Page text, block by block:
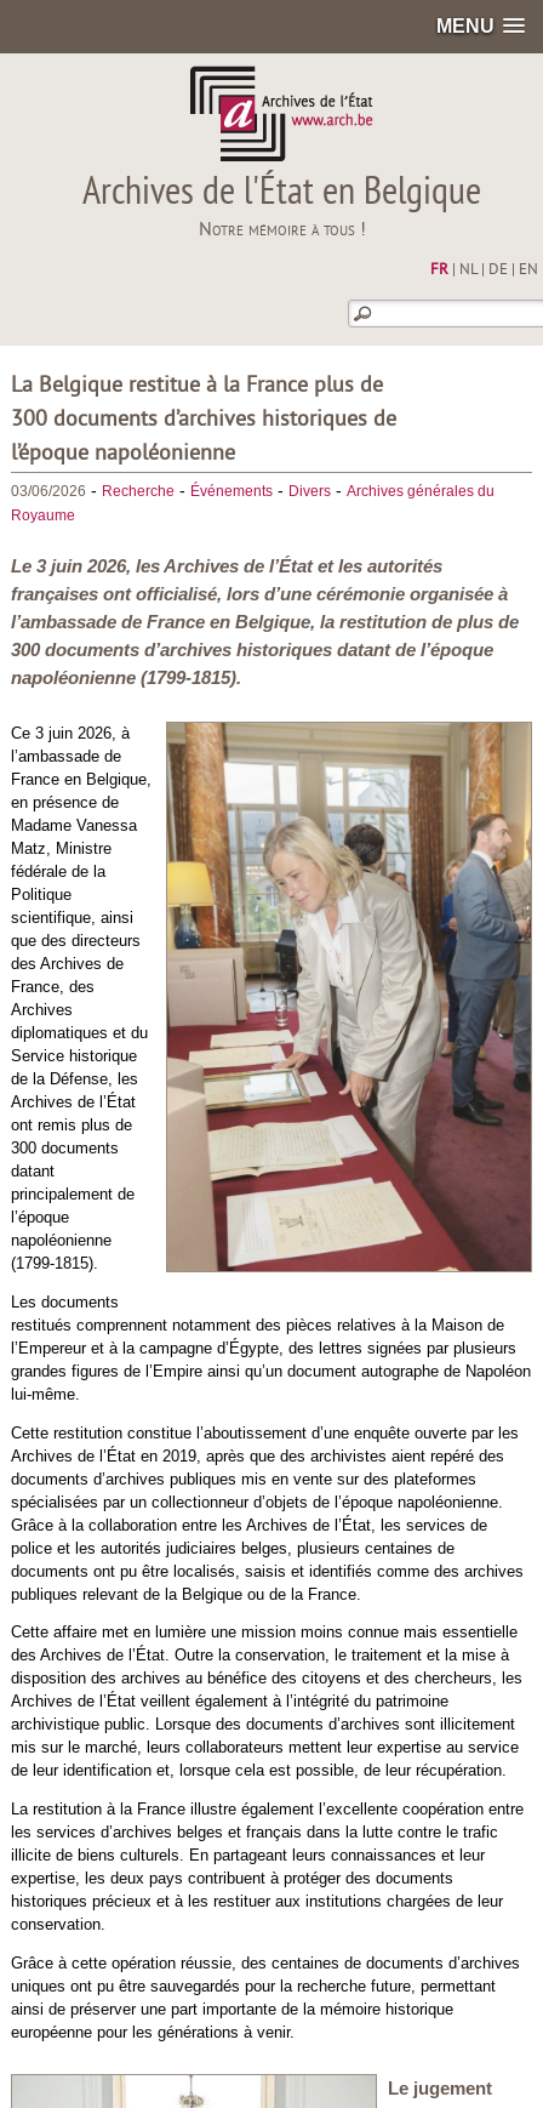
MENU
Archives de l'État en Belgique
Notre mémoire à tous !
FR| NL| DE EN
La Belgique restitue à la France plus de
300 documents d’archives historiques de
l’époque napoléonienne
03/06/2026 - Recherche - Événements- Divers- Archives générales du
Royaume
Le 3 juin 2026, les Archives de l’État et les autorités
françaises ont officialisé, lors d’une cérémonie organisée à
l’ambassade de France en Belgique, la restitution de plus de
300 documents d’archives historiques datant de l’époque
napoléonienne (1799-1815).
Ce 3 juin 2026, à
l’ambassade de
France en Belgique,
en présence de
Madame Vanessa
Matz, Ministre
fédérale de la
Politique
scientifique, ainsi
que des directeurs
des Archives de
France, des
Archives
diplomatiques et du
Service historique
de la Défense, les
Archives de l’État
ont remis plus de
300 documents
datant
principalement de
l’époque
napoléonienne
(1799-1815).
Les documents
restitués comprennent notamment des pièces relatives à la Maison de
l’Empereur et à la campagne d’Égypte, des lettres signées par plusieurs
grandes figures de l’Empire ainsi qu’un document autographe de Napoléon
lui-même.
Cette restitution constitue l’aboutissement d’une enquête ouverte par les
Archives de l’État en 2019, après que des archivistes aient repéré des
documents d’archives publiques mis en vente sur des plateformes
spécialisées par un collectionneur d’objets de l’époque napoléonienne.
Grâce à la collaboration entre les Archives de l’État, les services de
police et les autorités judiciaires belges, plusieurs centaines de
documents ont pu être localisés, saisis et identifiés comme des archives
publiques relevant de la Belgique ou de la France.
Cette affaire met en lumière une mission moins connue mais essentielle
des Archives de l’État. Outre la conservation, le traitement et la mise à
disposition des archives au bénéfice des citoyens et des chercheurs, les
Archives de l’État veillent également à l’intégrité du patrimoine
archivistique public. Lorsque des documents d’archives sont illicitement
mis sur le marché, leurs collaborateurs mettent leur expertise au service
de leur identification et, lorsque cela est possible, de leur récupération.
La restitution à la France illustre également l’excellente coopération entre
les services d’archives belges et français dans la lutte contre le trafic
illicite de biens culturels. En partageant leurs connaissances et leur
expertise, les deux pays contribuent à protéger des documents
historiques précieux et à les restituer aux institutions chargées de leur
conservation.
Grâce à cette opération réussie, des centaines de documents d’archives
uniques ont pu être sauvegardés pour la recherche future, permettant
ainsi de préserver une part importante de la mémoire historique
européenne pour les générations à venir.
Le jugement